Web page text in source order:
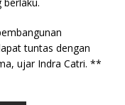
tuntas dengan
ujar Indra Catri. **